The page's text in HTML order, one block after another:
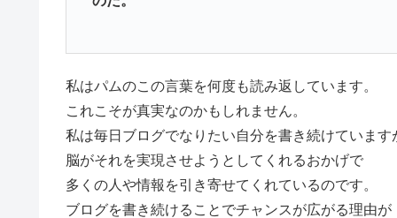
私はパムのこの言葉を何度も読み返しています。
これこそが真実なのかもしれません。
私は毎日ブログでなりたい自分を書き続けています
脳がそれを実現させようとしてくれるおかげで
多くの人や情報を引き寄せてくれているのです。
ブログを書き続けることでチャンスが広がる理由が